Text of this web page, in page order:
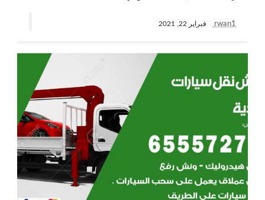
rwan1 فبراير 22, 2021